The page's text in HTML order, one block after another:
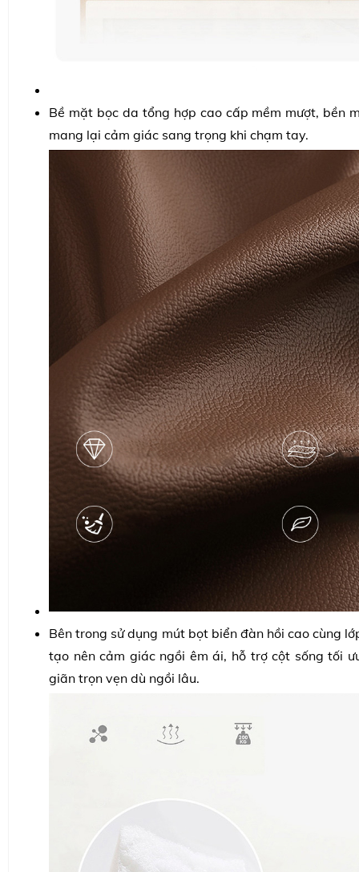
Bề mặt bọc da tổng hợp cao cấp mềm mượt, bền
mang lại cảm giác sang trọng khi chạm tay.
Bên trong sử dụng mút bọt biển đàn hồi cao cùng
tạo nên cảm giác ngồi êm ái, hỗ trợ cột sống tối
giãn trọn vẹn dù ngồi lâu.